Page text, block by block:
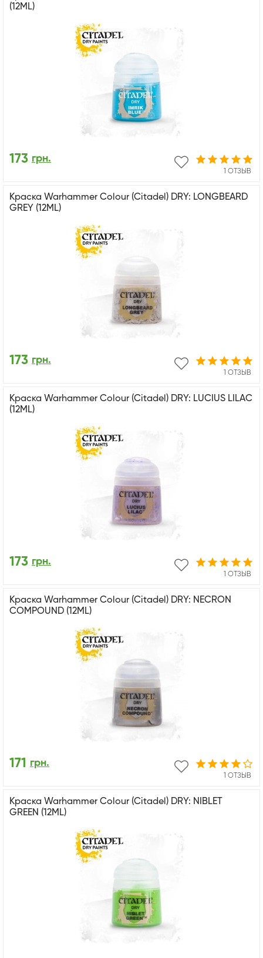
(12ML)
1 ОТЗЫВ
173 грн.
Краска Warhammer Colour (Citadel) DRY: LONGBEARD
GREY (12ML)
1 ОТЗЫВ
173 грн.
Краска Warhammer Colour (Citadel) DRY: LUCIUS LILAC
(12ML)
1 ОТЗЫВ
173 грн.
Краска Warhammer Colour (Citadel) DRY: NECRON
COMPOUND (12ML)
1 ОТЗЫВ
171 грн.
Краска Warhammer Colour (Citadel) DRY: NIBLET
GREEN (12ML)